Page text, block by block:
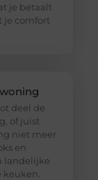
je betaalt
je comfort
deel de
of juist
niet meer
en
landelijke